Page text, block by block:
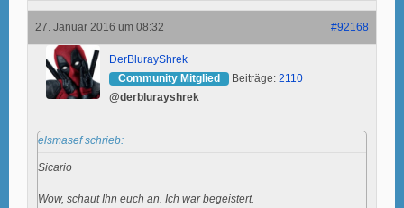
27. Januar 2016 um 08:32 #92168
DerBlurayShrek
Community Mitglied
Beiträge: 2110
@derblurayshrek
elsmasef schrieb:
Sicario
Wow, schaut Ihn euch an. Ich war begeistert.